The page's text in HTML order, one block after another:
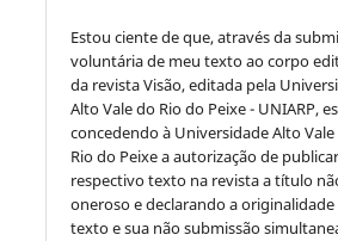
Estou ciente de que, através da
voluntária de meu texto ao corpo
da revista Visão, editada pela
Alto Vale do Rio do Peixe - UNIARP,
concedendo à Universidade Alto
Rio do Peixe a autorização de
respectivo texto na revista a título
oneroso e declarando a
texto e sua não submissão